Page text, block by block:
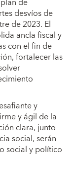
desvíos de
de 2023. El
ancla fiscal y
con el fin de
fortalecer las
y
y ágil de la
clara, junto
social, serán
social y político